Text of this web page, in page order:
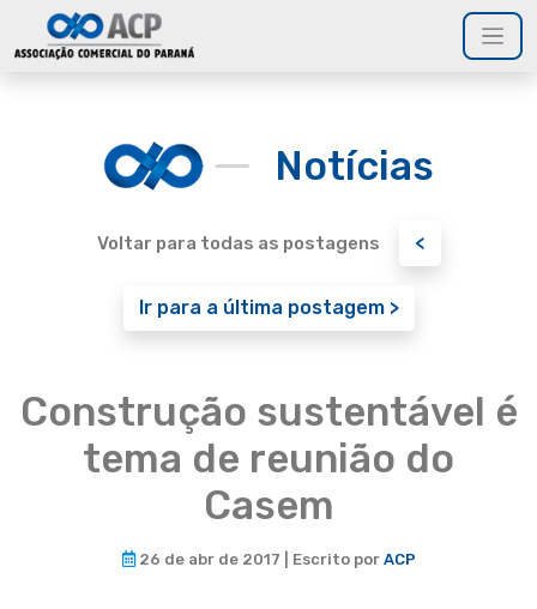
Notícias
Voltar para todas as postagens <
Ir para a última postagem >
Construção sustentável é
tema de reunião do
Casem
26 de abr de 2017 | Escrito por ACP